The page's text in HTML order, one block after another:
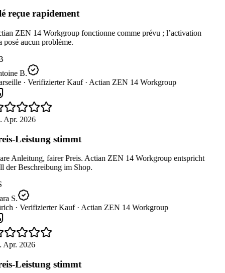
reçue rapidement
ZEN 14 Workgroup fonctionne comme prévu ; l’activation
posé aucun problème.
B.
· Verifizierter Kauf · Actian ZEN 14 Workgroup
Apr. 2026
Leistung stimmt
Anleitung, fairer Preis. Actian ZEN 14 Workgroup entspricht
der Beschreibung im Shop.
S.
· Verifizierter Kauf · Actian ZEN 14 Workgroup
Apr. 2026
Leistung stimmt